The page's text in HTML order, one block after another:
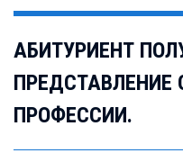
АБИТУРИЕНТ
ПРЕДСТАВЛЕНИЕ
ПРОФЕССИИ.